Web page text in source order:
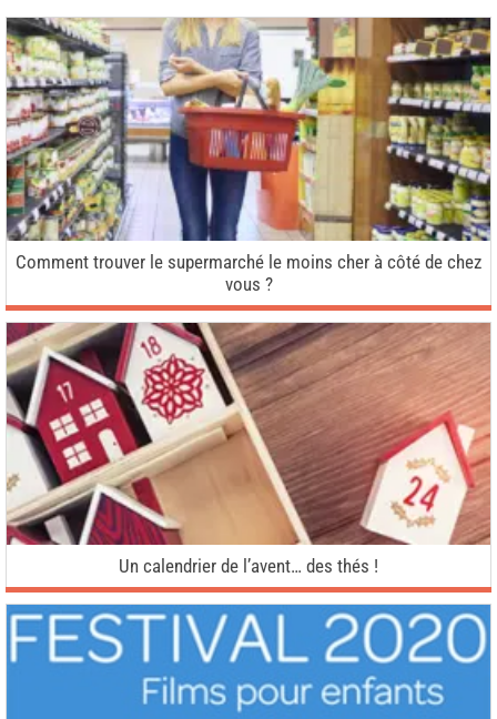
Comment trouver le supermarché le moins cher à côté de chez
vous ?
Un calendrier de l’avent… des thés !